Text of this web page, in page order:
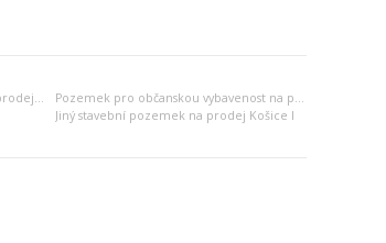
Pozemek pro bytovou výstavbu na prodej Košice I
Pozemek pro občanskou vybavenost na prodej Košice I
Jiný stavební pozemek na prodej Košice I